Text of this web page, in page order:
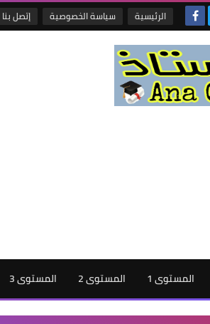
الرئيسية سياسة الخصوصية إتصل بنا
المستوى 1 المستوى 2 المستوى 3